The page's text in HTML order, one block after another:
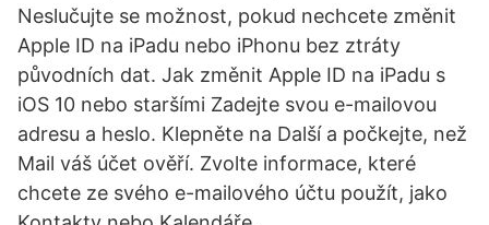
Neslučujte se možnost, pokud nechcete změnit
Apple ID na iPadu nebo iPhonu bez ztráty
původních dat. Jak změnit Apple ID na iPadu s
iOS 10 nebo staršími Zadejte svou e-mailovou
adresu a heslo. Klepněte na Další a počkejte, než
Mail váš účet ověří. Zvolte informace, které
chcete ze svého e-mailového účtu použít, jako